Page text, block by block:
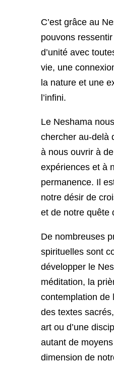
C’est grâce au
pouvons
d’unité avec
vie, une
la nature et une
l’infini.
Le Neshama
chercher au-delà
à nous ouvrir à
expériences et à
permanence. Il
notre désir de
et de notre quête
De nombreuses
spirituelles sont
développer le
méditation, la
contemplation de
des textes
art ou d’une
autant de
dimension de